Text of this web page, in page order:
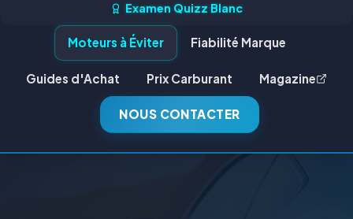
Examen Quizz Blanc
Moteurs à Éviter Fiabilité Marque
Guides d'Achat Prix Carburant Magazine
NOUS CONTACTER